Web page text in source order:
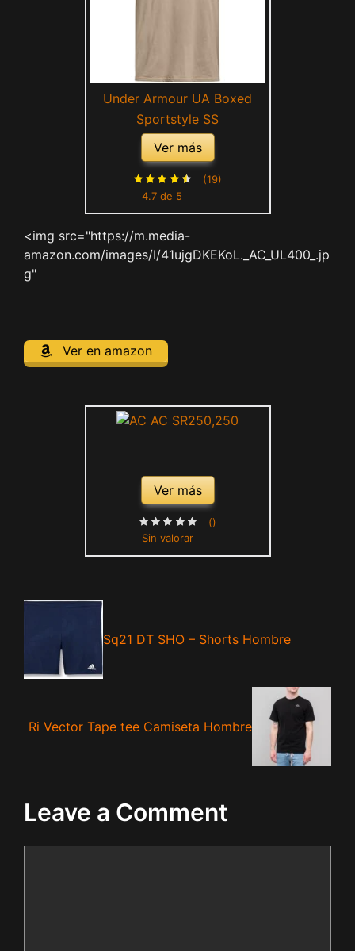
Under Armour UA Boxed
Sportstyle SS
Ver más
4.7 de 5
(19)
<img src="https://m.media-
amazon.com/images/I/41ujgDKEKoL._AC_UL400_.jp
g"
Ver en amazon
Ver más
Sin valorar
()
Sq21 DT SHO – Shorts Hombre
Ri Vector Tape tee Camiseta Hombre
Leave a Comment